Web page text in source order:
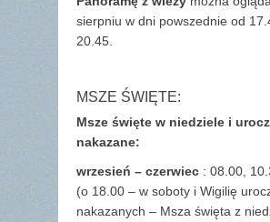
sierpniu w dni powszednie od
20.45.
MSZE ŚWIĘTE:
Msze święte w niedziele i
nakazane:
wrzesień – czerwiec : 08.00,
(o 18.00 – w soboty i Wigilię
nakazanych – Msza święta z